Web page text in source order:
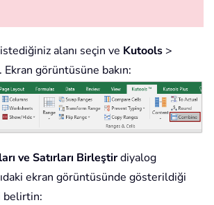
alanı seçin ve Kutools >
Ekran görüntüsüne bakın:
ve Satırları Birleştirdiyalog
ekran görüntüsünde gösterildiği
belirtin: